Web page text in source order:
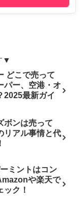
▼
どこで売って
パー、空港・オ
2025最新ガイ
ボンは売って
リアル事情と代
ミントはコン
や楽天で
ック！